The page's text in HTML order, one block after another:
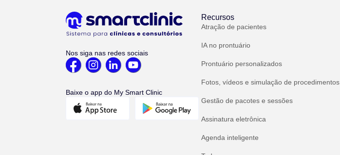
Nos siga nas redes sociais
Baixe o app do My Smart Clinic
Recursos
Atração de pacientes
IA no prontuário
Prontuário personalizados
Fotos, vídeos e simulação de procedimentos
Gestão de pacotes e sessões
Assinatura eletrônica
Agenda inteligente